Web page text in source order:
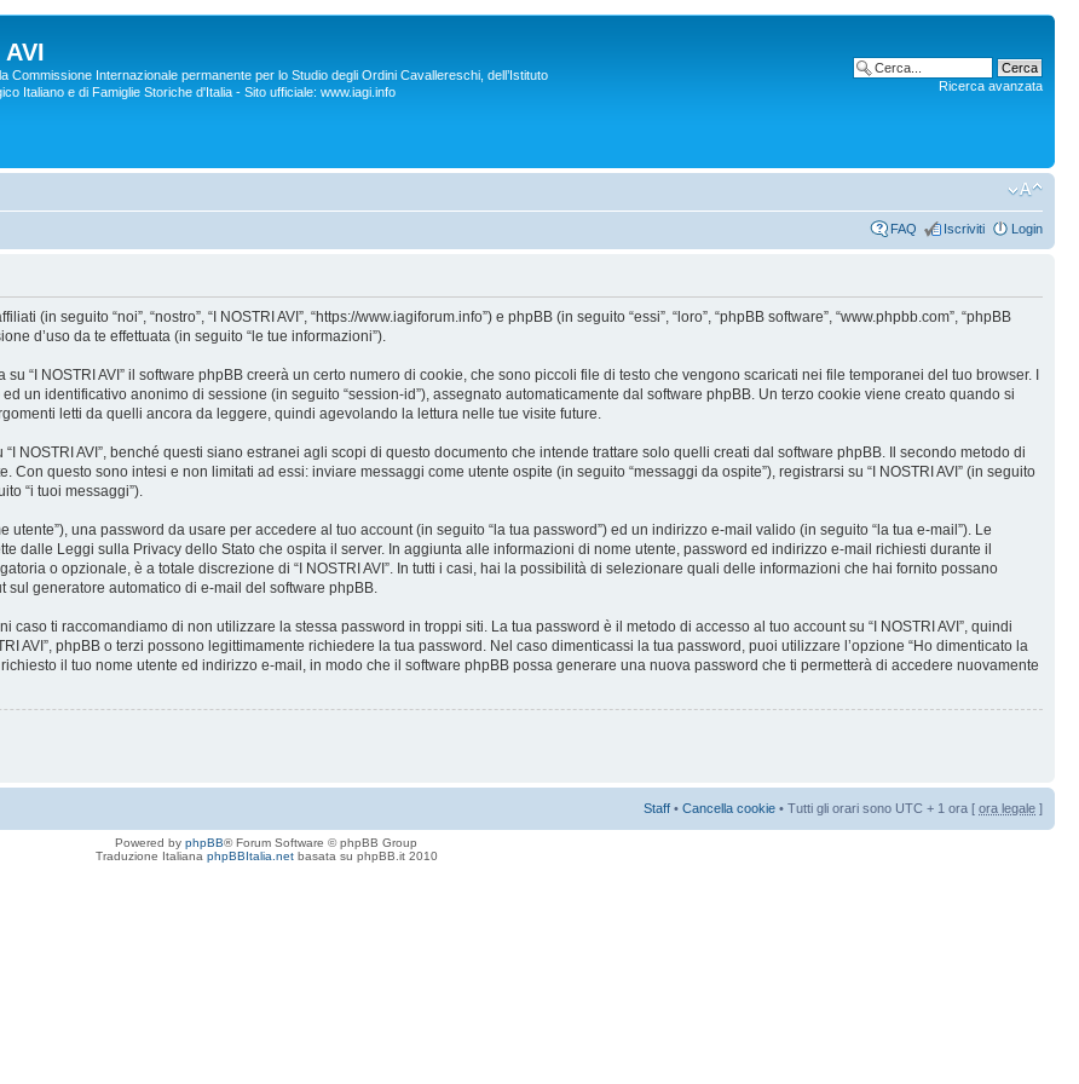
AVI
Commissione Internazionale permanente per lo Studio degli Ordini Cavallereschi, dell’Istituto
Italiano e di Famiglie Storiche d'Italia - Sito ufficiale: www.iagi.info
Ricerca avanzata
FAQ Iscriviti Login
(in seguito “noi”, “nostro”, “I NOSTRI AVI”, “https://www.iagiforum.info”) e phpBB (in seguito “essi”, “loro”, “phpBB software”, “www.phpbb.com”, “phpBB
d’uso da te effettuata (in seguito “le tue informazioni”).
“I NOSTRI AVI” il software phpBB creerà un certo numero di cookie, che sono piccoli file di testo che vengono scaricati nei file temporanei del tuo browser. I
un identificativo anonimo di sessione (in seguito “session-id”), assegnato automaticamente dal software phpBB. Un terzo cookie viene creato quando si
letti da quelli ancora da leggere, quindi agevolando la lettura nelle tue visite future.
NOSTRI AVI”, benché questi siano estranei agli scopi di questo documento che intende trattare solo quelli creati dal software phpBB. Il secondo metodo di
questo sono intesi e non limitati ad essi: inviare messaggi come utente ospite (in seguito “messaggi da ospite”), registrarsi su “I NOSTRI AVI” (in seguito
“i tuoi messaggi”).
utente”), una password da usare per accedere al tuo account (in seguito “la tua password”) ed un indirizzo e-mail valido (in seguito “la tua e-mail”). Le
dalle Leggi sulla Privacy dello Stato che ospita il server. In aggiunta alle informazioni di nome utente, password ed indirizzo e-mail richiesti durante il
o opzionale, è a totale discrezione di “I NOSTRI AVI”. In tutti i casi, hai la possibilità di selezionare quali delle informazioni che hai fornito possano
sul generatore automatico di e-mail del software phpBB.
ti raccomandiamo di non utilizzare la stessa password in troppi siti. La tua password è il metodo di accesso al tuo account su “I NOSTRI AVI”, quindi
AVI”, phpBB o terzi possono legittimamente richiedere la tua password. Nel caso dimenticassi la tua password, puoi utilizzare l’opzione “Ho dimenticato la
il tuo nome utente ed indirizzo e-mail, in modo che il software phpBB possa generare una nuova password che ti permetterà di accedere nuovamente
Staff • Cancella cookie • Tutti gli orari sono UTC + 1 ora [ ora legale ]
Powered by phpBB® Forum Software © phpBB Group
Traduzione Italiana phpBBItalia.netbasata su phpBB.it 2010